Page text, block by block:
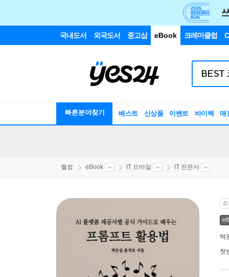
국내도서 외국도서 중고샵 eBook 크레마클럽
빠른분야찾기 베스트 신상품 이벤트 바이백 매
웰컴 eBook IT 모바일 IT 전문서
박
첫